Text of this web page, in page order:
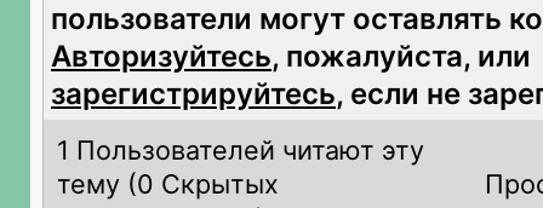
пользователи могут оставлять
Авторизуйтесь, пожалуйста, или
зарегистрируйтесь, если не
1 Пользователей читают эту
тему (0 Скрытых